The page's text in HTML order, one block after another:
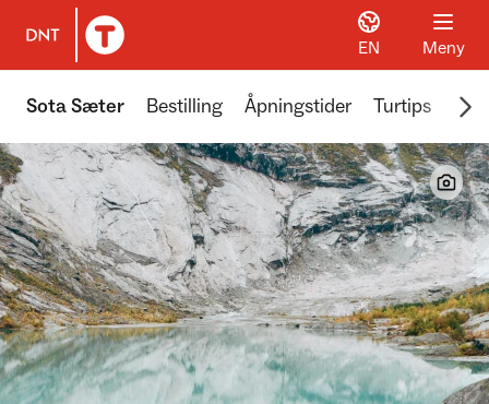
Til DNT.no forside
EN Meny
Sota Sæter Bestilling Åpningstider Turtips